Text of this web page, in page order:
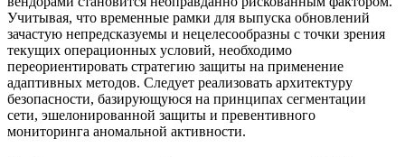
Учитывая, что временные рамки для выпуска обновлений
зачастую непредсказуемы и нецелесообразны с точки зрения
текущих операционных условий, необходимо
переориентировать стратегию защиты на применение
адаптивных методов. Следует реализовать архитектуру
безопасности, базирующуюся на принципах сегментации
сети, эшелонированной защиты и превентивного
мониторинга аномальной активности.